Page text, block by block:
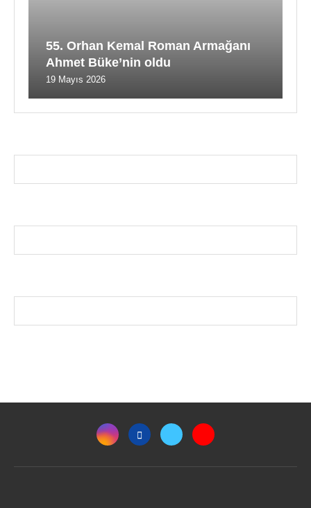
55. Orhan Kemal Roman Armağanı
Ahmet Büke’nin oldu
19 Mayıs 2026